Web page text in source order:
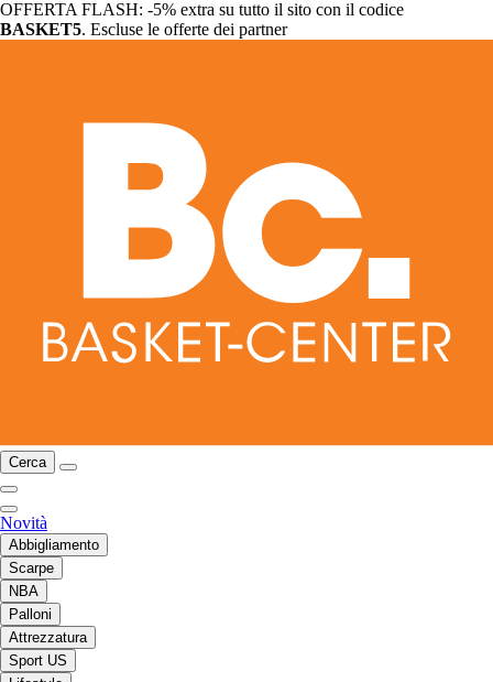
OFFERTA FLASH: -5% extra su tutto il sito con il codice
BASKET5. Escluse le offerte dei partner
Cerca
Novità
Abbigliamento
Scarpe
NBA
Palloni
Attrezzatura
Sport US